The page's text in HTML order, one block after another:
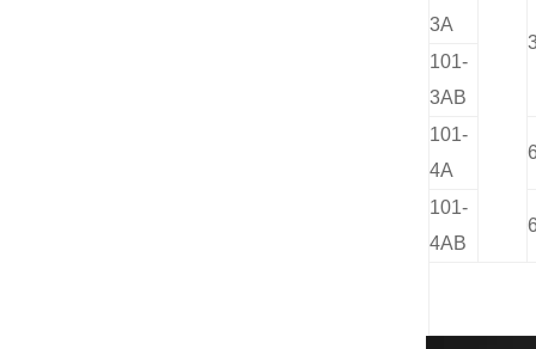
3A
101-
3AB
101-
4A
101-
4AB